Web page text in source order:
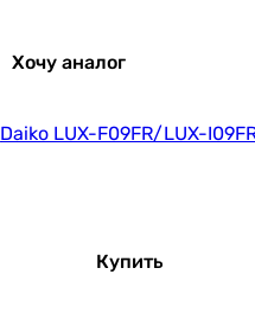
Хочу аналог
Daiko LUX-F09FR/LUX-
Купить